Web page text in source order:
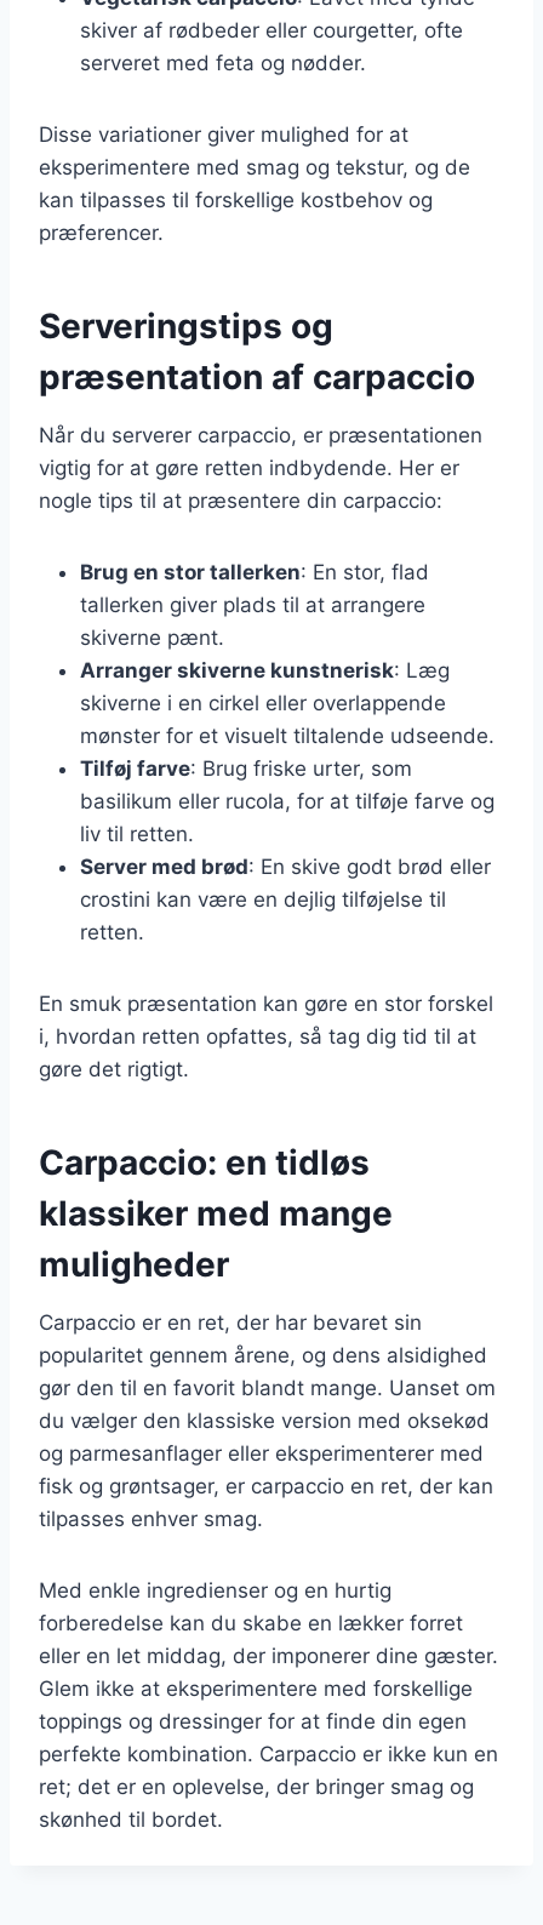
skiver af rødbeder eller courgetter, ofte
serveret med feta og nødder.
Disse variationer giver mulighed for at
eksperimentere med smag og tekstur, og de
kan tilpasses til forskellige kostbehov og
præferencer.
Serveringstips og
præsentation af carpaccio
Når du serverer carpaccio, er præsentationen
vigtig for at gøre retten indbydende. Her er
nogle tips til at præsentere din carpaccio:
Brug en stor tallerken: En stor, flad
tallerken giver plads til at arrangere
skiverne pænt.
Arranger skiverne kunstnerisk: Læg
skiverne i en cirkel eller overlappende
mønster for et visuelt tiltalende udseende.
Tilføj farve: Brug friske urter, som
basilikum eller rucola, for at tilføje farve og
liv til retten.
Server med brød: En skive godt brød eller
crostini kan være en dejlig tilføjelse til
retten.
En smuk præsentation kan gøre en stor forskel
i, hvordan retten opfattes, så tag dig tid til at
gøre det rigtigt.
Carpaccio: en tidløs
klassiker med mange
muligheder
Carpaccio er en ret, der har bevaret sin
popularitet gennem årene, og dens alsidighed
gør den til en favorit blandt mange. Uanset om
du vælger den klassiske version med oksekød
og parmesanflager eller eksperimenterer med
fisk og grøntsager, er carpaccio en ret, der kan
tilpasses enhver smag.
Med enkle ingredienser og en hurtig
forberedelse kan du skabe en lækker forret
eller en let middag, der imponerer dine gæster.
Glem ikke at eksperimentere med forskellige
toppings og dressinger for at finde din egen
perfekte kombination. Carpaccio er ikke kun en
ret; det er en oplevelse, der bringer smag og
skønhed til bordet.